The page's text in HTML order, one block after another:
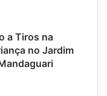
a Tiros na
no Jardim